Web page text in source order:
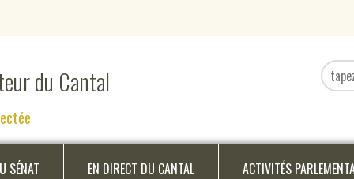
du Cantal
SÉNAT EN DIRECT DU CANTAL ACTIVITÉS